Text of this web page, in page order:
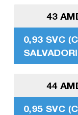
43
0,93 SVC
44
0,95 SVC